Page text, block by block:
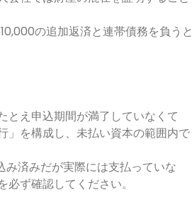
の追加返済と連帯債務を負うと
とえ申込期間が満了していなくて
」を構成し、未払い資本の範囲内で
済みだが実際には支払っていな
ず確認してください。